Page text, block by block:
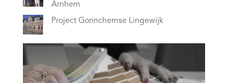
Arnhem
Project Gorinchemse Lingewijk